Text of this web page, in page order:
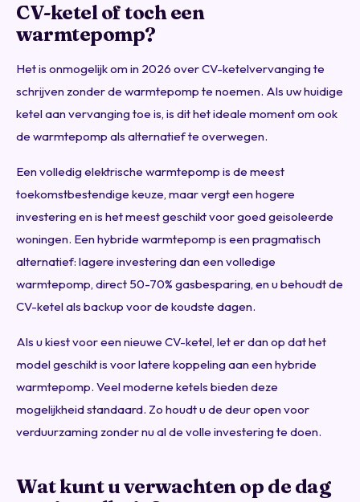
CV-ketel of toch een
warmtepomp?
Het is onmogelijk om in 2026 over CV-ketelvervanging te
schrijven zonder de warmtepomp te noemen. Als uw huidige
ketel aan vervanging toe is, is dit het ideale moment om ook
de warmtepomp als alternatief te overwegen.
Een volledig elektrische warmtepomp is de meest
toekomstbestendige keuze, maar vergt een hogere
investering en is het meest geschikt voor goed geisoleerde
woningen. Een hybride warmtepomp is een pragmatisch
alternatief: lagere investering dan een volledige
warmtepomp, direct 50-70% gasbesparing, en u behoudt de
CV-ketel als backup voor de koudste dagen.
Als u kiest voor een nieuwe CV-ketel, let er dan op dat het
model geschikt is voor latere koppeling aan een hybride
warmtepomp. Veel moderne ketels bieden deze
mogelijkheid standaard. Zo houdt u de deur open voor
verduurzaming zonder nu al de volle investering te doen.
Wat kunt u verwachten op de dag